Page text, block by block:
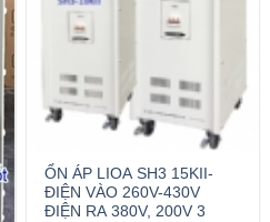
ỔN ÁP LIOA SH3 15KII-
ĐIỆN VÀO 260V-430V
ĐIỆN RA 380V, 200V 3